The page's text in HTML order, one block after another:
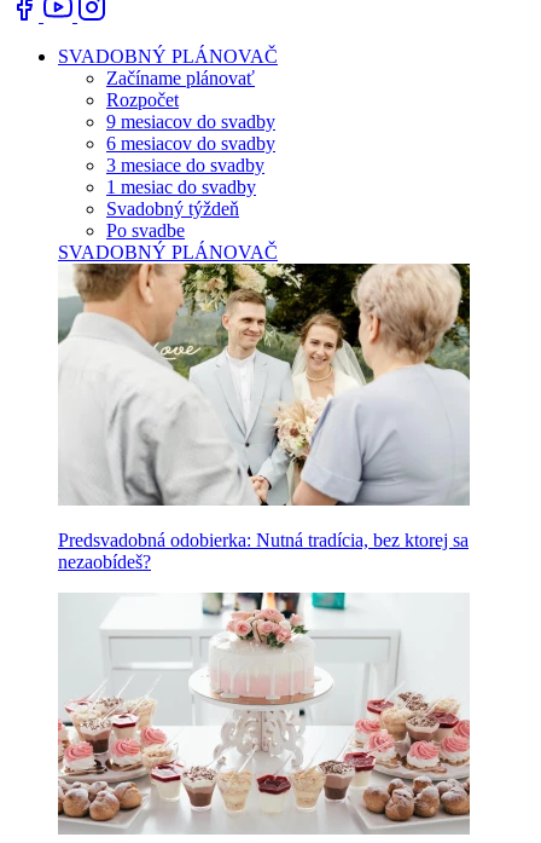
SVADOBNÝ PLÁNOVAČ
Začíname plánovať
Rozpočet
9 mesiacov do svadby
6 mesiacov do svadby
3 mesiace do svadby
1 mesiac do svadby
Svadobný týždeň
Po svadbe
SVADOBNÝ PLÁNOVAČ
Predsvadobná odobierka: Nutná tradícia, bez ktorej sa
nezaobídeš?